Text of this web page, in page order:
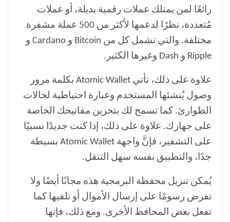
رائعًا لمن يمتلك عملات رقمية بديلة، أو عملات
مُتعددة، نظرًا لدعمها لأكثر من 500 عملة مشفرة
مختلفة. والتي تشمل كل من Bitcoin و Cardano و
Ripple و Dash وغيرها الكثير.
علاوة على ذلك، تأتي Atomic Wallet بكلمة مرور
وصول يُنشئها المستخدم وعبارة احتياطية لحالات
الطوارئ. كما تسمح لك بتخزين مفاتيحك الخاصة
على جهازك. علاوة على ذلك، إذا كنت جديدًا نسبيًا
على التشفير، فإنَّ واجهة Atomic Wallet بسيطة
جدًا، والتطبيق نفسه سهل التنقل.
يُمكن تنزيل محفظة البرمجية هذه مجانًا أيضًا ولا
تفرض رسومًا على إرسال الأموال أو تلقيها كما
تفعل بعض المحافظ الأخرى. ومع ذلك، فإنها